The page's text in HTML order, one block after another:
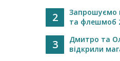
2
Запрошуємо
та флешмоб
3
Дмитро та
відкрили